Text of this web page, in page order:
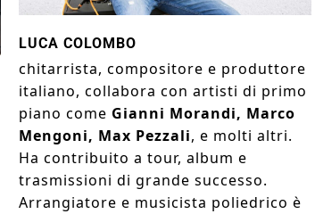
LUCA COLOMBO
chitarrista, compositore e produttore
italiano, collabora con artisti di primo
piano come Gianni Morandi, Marco
Mengoni, Max Pezzali, e molti altri.
Ha contribuito a tour, album e
trasmissioni di grande successo.
Arrangiatore e musicista poliedrico è